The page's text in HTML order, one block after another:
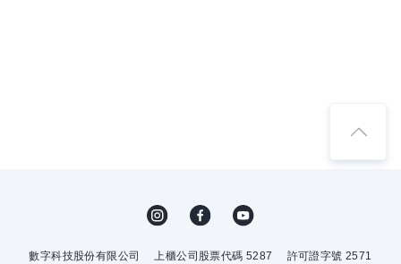
數字科技股份有限公司 上櫃公司股票代碼 5287 許可證字號 2571